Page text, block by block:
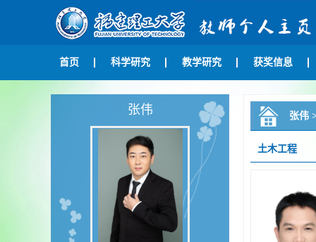
首页 科学研究 教学研究 获奖信息
张伟 张伟
土木工程